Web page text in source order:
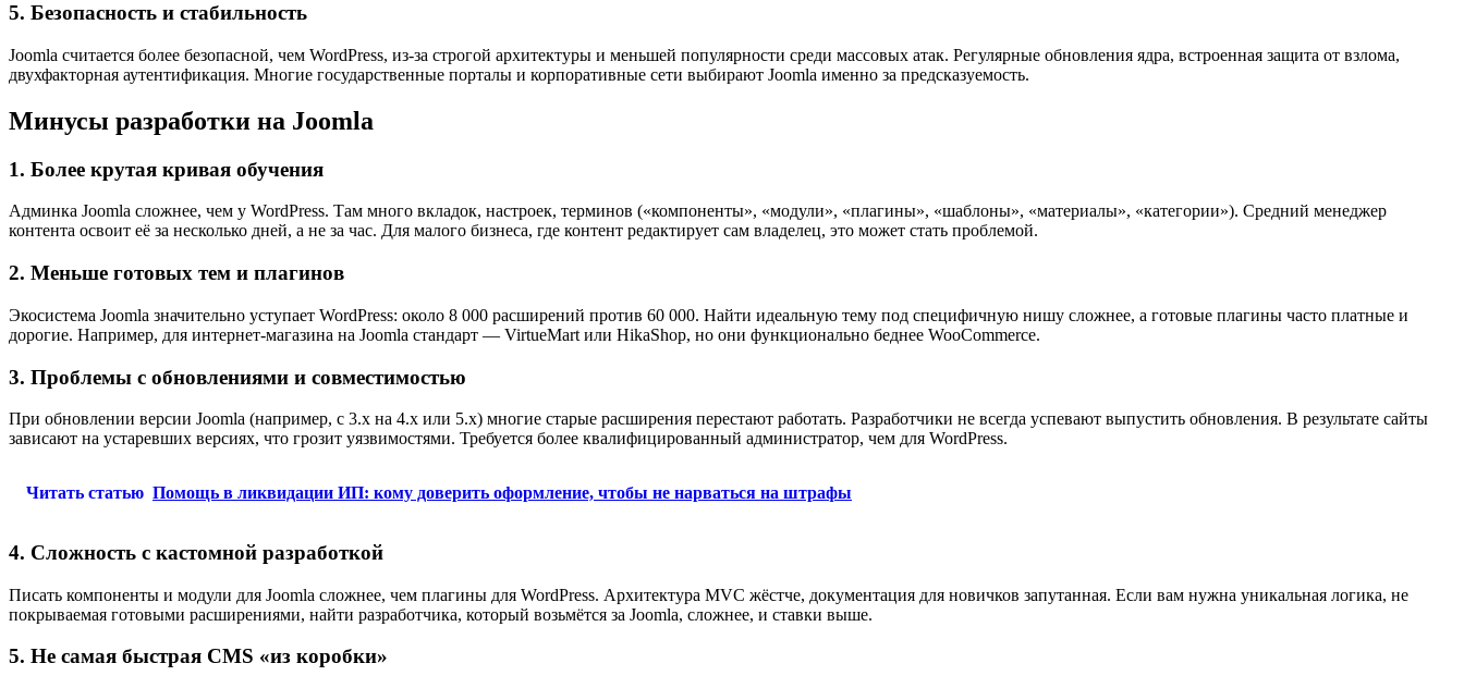
5. Безопасность и стабильность
Joomla считается более безопасной, чем WordPress, из-за строгой архитектуры и меньшей популярности среди массовых атак. Регулярные обновления ядра, встроенная защита от взлома,
двухфакторная аутентификация. Многие государственные порталы и корпоративные сети выбирают Joomla именно за предсказуемость.
Минусы разработки на Joomla
1. Более крутая кривая обучения
Админка Joomla сложнее, чем у WordPress. Там много вкладок, настроек, терминов («компоненты», «модули», «плагины», «шаблоны», «материалы», «категории»). Средний менеджер
контента освоит её за несколько дней, а не за час. Для малого бизнеса, где контент редактирует сам владелец, это может стать проблемой.
2. Меньше готовых тем и плагинов
Экосистема Joomla значительно уступает WordPress: около 8 000 расширений против 60 000. Найти идеальную тему под специфичную нишу сложнее, а готовые плагины часто платные и
дорогие. Например, для интернет-магазина на Joomla стандарт — VirtueMart или HikaShop, но они функционально беднее WooCommerce.
3. Проблемы с обновлениями и совместимостью
При обновлении версии Joomla (например, с 3.x на 4.x или 5.x) многие старые расширения перестают работать. Разработчики не всегда успевают выпустить обновления. В результате сайты
зависают на устаревших версиях, что грозит уязвимостями. Требуется более квалифицированный администратор, чем для WordPress.
Читать статью Помощь в ликвидации ИП: кому доверить оформление, чтобы не нарваться на штрафы
4. Сложность с кастомной разработкой
Писать компоненты и модули для Joomla сложнее, чем плагины для WordPress. Архитектура MVC жёстче, документация для новичков запутанная. Если вам нужна уникальная логика, не
покрываемая готовыми расширениями, найти разработчика, который возьмётся за Joomla, сложнее, и ставки выше.
5. Не самая быстрая CMS «из коробки»